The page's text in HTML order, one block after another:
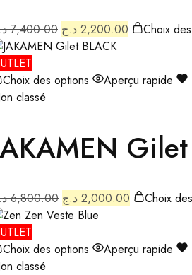
7,400.00 2,200.00 د.ج Choix
Choix des options
Aperçu rapide
classé
6,800.00 2,000.00 د.ج Choix
Choix des options
Aperçu rapide
classé